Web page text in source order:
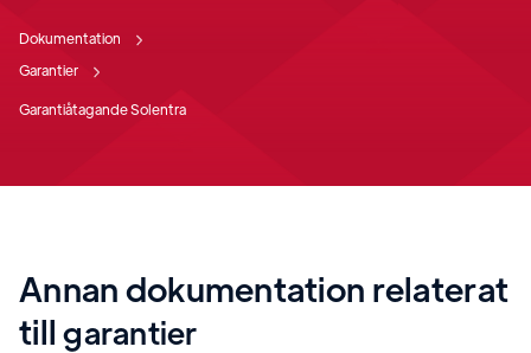
Dokumentation
Garantier
Garantiåtagande Solentra
Annan dokumentation relaterat
tillgarantier